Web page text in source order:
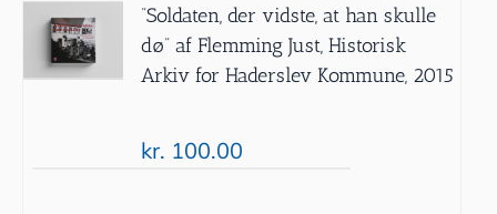
”Soldaten, der vidste, at han skulle
dø” af Flemming Just, Historisk
Arkiv for Haderslev Kommune, 2015
kr. 100.00